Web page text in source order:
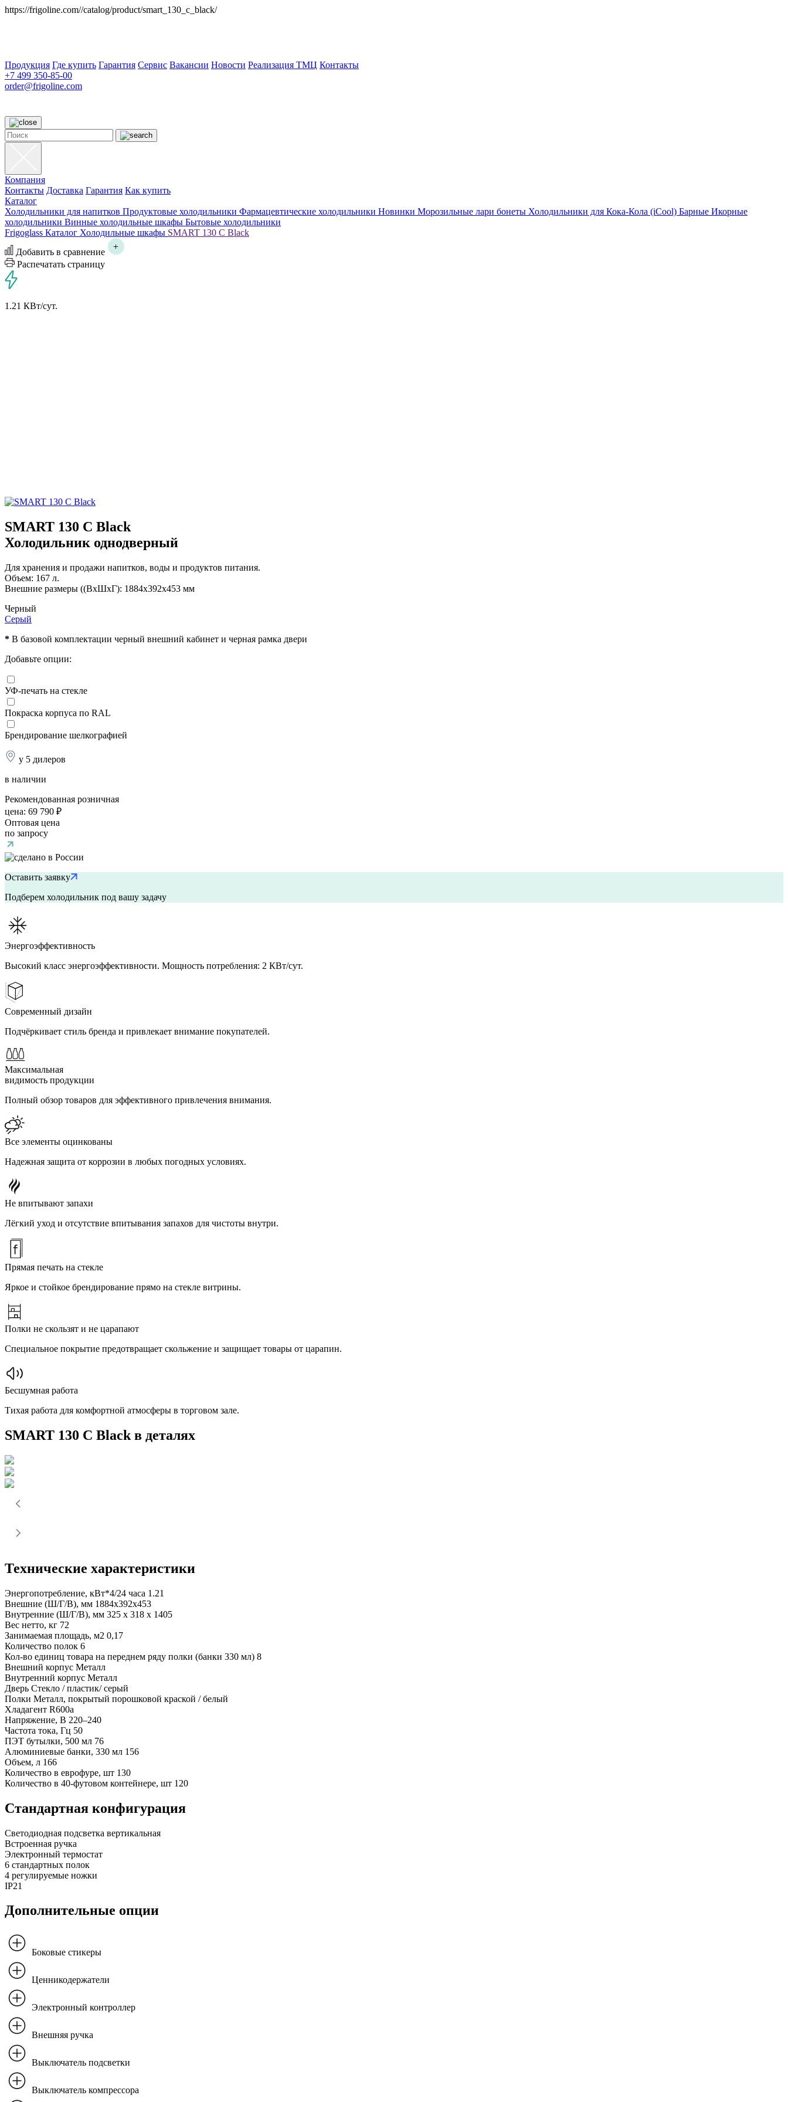
https://frigoline.com//catalog/product/smart_130_c_black/
Продукция Где купить Гарантия Сервис Вакансии Новости Реализация ТМЦ Контакты
+7 499 350-85-00
order@frigoline.com
Компания
Контакты Доставка Гарантия Как купить
Каталог
Холодильники для напитков Продуктовые холодильники Фармацевтические холодильники Новинки Морозильные лари бонеты Холодильники для Кока-Кола (iCool) Барные Икорные
холодильники Винные холодильные шкафы Бытовые холодильники
Frigoglass Каталог Холодильные шкафы SMART 130 C Black
Добавить в сравнение
Распечатать страницу
1.21 КВт/сут.
SMART 130 C Black
Холодильник однодверный
Для хранения и продажи напитков, воды и продуктов питания.
Объем: 167 л.
Внешние размеры ((ВхШхГ): 1884x392x453 мм
Черный
Серый
* В базовой комплектации черный внешний кабинет и черная рамка двери
Добавьте опции:
УФ-печать на стекле
Покраска корпуса по RAL
Брендирование шелкографией
у 5 дилеров
в наличии
Рекомендованная розничная
цена: 69 790 ₽
Оптовая цена
по запросу
Оставить заявку
Подберем холодильник под вашу задачу
Энергоэффективность
Высокий класс энергоэффективности. Мощность потребления: 2 КВт/сут.
Современный дизайн
Подчёркивает стиль бренда и привлекает внимание покупателей.
Максимальная
видимость продукции
Полный обзор товаров для эффективного привлечения внимания.
Все элементы оцинкованы
Надежная защита от коррозии в любых погодных условиях.
Не впитывают запахи
Лёгкий уход и отсутствие впитывания запахов для чистоты внутри.
Прямая печать на стекле
Яркое и стойкое брендирование прямо на стекле витрины.
Полки не скользят и не царапают
Специальное покрытие предотвращает скольжение и защищает товары от царапин.
Бесшумная работа
Тихая работа для комфортной атмосферы в торговом зале.
SMART 130 C Black в деталях
Технические характеристики
Энергопотребление, кВт*4/24 часа 1.21
Внешние (Ш/Г/В), мм 1884x392x453
Внутренние (Ш/Г/В), мм 325 x 318 x 1405
Вес нетто, кг 72
Занимаемая площадь, м2 0,17
Количество полок 6
Кол-во единиц товара на переднем ряду полки (банки 330 мл) 8
Внешний корпус Металл
Внутренний корпус Металл
Дверь Стекло / пластик/ серый
Полки Металл, покрытый порошковой краской / белый
Хладагент R600a
Напряжение, В 220–240
Частота тока, Гц 50
ПЭТ бутылки, 500 мл 76
Алюминиевые банки, 330 мл 156
Объем, л 166
Количество в еврофуре, шт 130
Количество в 40-футовом контейнере, шт 120
Стандартная конфигурация
Светодиодная подсветка вертикальная
Встроенная ручка
Электронный термостат
6 стандартных полок
4 регулируемые ножки
IP21
Дополнительные опции
Боковые стикеры
Ценникодержатели
Электронный контроллер
Внешняя ручка
Выключатель подсветки
Выключатель компрессора